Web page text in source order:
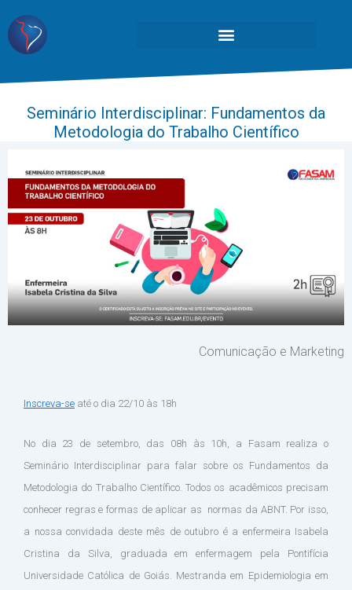
Seminário Interdisciplinar: Fundamentos da
Metodologia do Trabalho Científico
Comunicação e Marketing
Inscreva-se até o dia 22/10 às 18h
No dia 23 de setembro, das 08h às 10h, a Fasam realiza o
Seminário Interdisciplinar para falar sobre os Fundamentos da
Metodologia do Trabalho Científico. Todos os acadêmicos precisam
conhecer regras e formas de aplicar as normas da ABNT. Por isso,
a nossa convidada deste mês de outubro é a enfermeira Isabela
Cristina da Silva, graduada em enfermagem pela Pontifícia
Universidade Católica de Goiás. Mestranda em Epidemiologia em